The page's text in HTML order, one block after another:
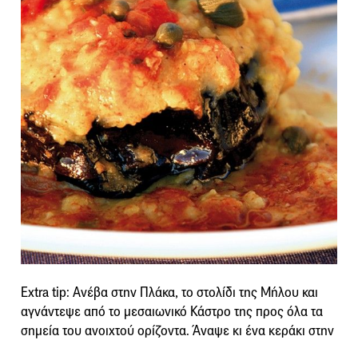
Extra tip: Ανέβα στην Πλάκα, το στολίδι της Μήλου και
αγνάντεψε από το μεσαιωνικό Κάστρο της προς όλα τα
σημεία του ανοιχτού ορίζοντα. Άναψε κι ένα κεράκι στην